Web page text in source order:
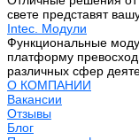
свете представят
Intec. Модули
Функциональные
платформу
различных сфер
О КОМПАНИИ
Вакансии
Отзывы
Блог